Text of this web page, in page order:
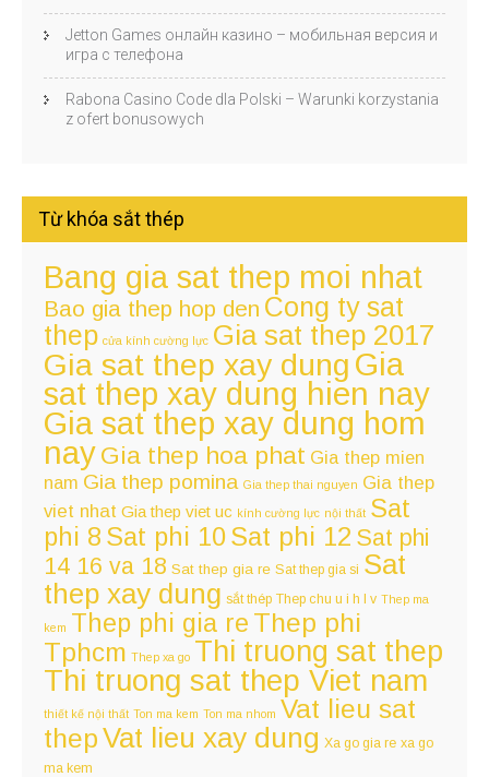
Jetton Games онлайн казино – мобильная версия и
игра с телефона
Rabona Casino Code dla Polski – Warunki korzystania
z ofert bonusowych
Từ khóa sắt thép
Bang gia sat thep moi nhat
Bao gia thep hop den Cong ty sat
thep cửa kính cường lực Gia sat thep 2017
Gia sat thep xay dung Gia
sat thep xay dung hien nay
Gia sat thep xay dung hom
nayGia thep hoa phat Gia thep mien
nam Gia thep pomina Gia thep thai nguyen Gia thep
viet nhat Gia thep viet uc kính cường lực nội thất Sat
phi 8 Sat phi 10Sat phi 12 Sat phi
14 16 va 18 Sat thep gia re Sat thep gia si Sat
thep xay dung sắt thép Thep chu u i h l v Thep ma
kem Thep phi gia re Thep phi
Tphcm Thep xa go Thi truong sat thep
Thi truong sat thep Viet nam
thiết kế nội thất Ton ma kem Ton ma nhom Vat lieu sat
thepVat lieu xay dung Xa go gia re xa go
ma kem